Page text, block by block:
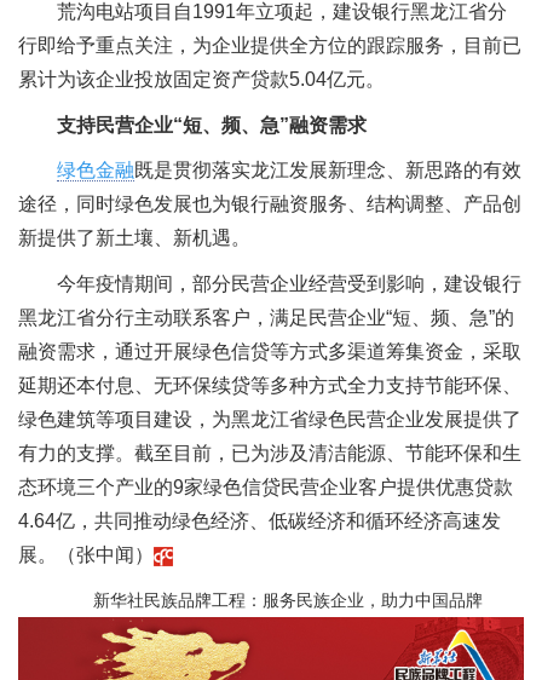
荒沟电站项目自1991年立项起，建设银行黑龙江省分
行即给予重点关注，为企业提供全方位的跟踪服务，目前已
累计为该企业投放固定资产贷款5.04亿元。
支持民营企业“短、频、急”融资需求
绿色金融既是贯彻落实龙江发展新理念、新思路的有效
途径，同时绿色发展也为银行融资服务、结构调整、产品创
新提供了新土壤、新机遇。
今年疫情期间，部分民营企业经营受到影响，建设银行
黑龙江省分行主动联系客户，满足民营企业“短、频、急”的
融资需求，通过开展绿色信贷等方式多渠道筹集资金，采取
延期还本付息、无环保续贷等多种方式全力支持节能环保、
绿色建筑等项目建设，为黑龙江省绿色民营企业发展提供了
有力的支撑。截至目前，已为涉及清洁能源、节能环保和生
态环境三个产业的9家绿色信贷民营企业客户提供优惠贷款
4.64亿，共同推动绿色经济、低碳经济和循环经济高速发
展。（张中闻）
新华社民族品牌工程：服务民族企业，助力中国品牌